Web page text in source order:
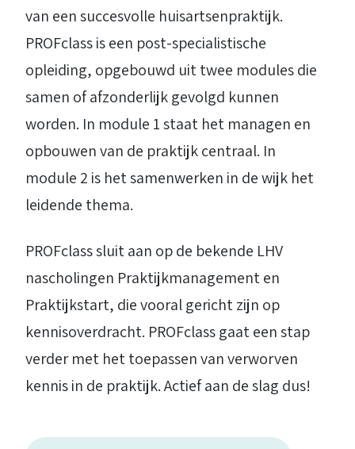
van een succesvolle huisartsenpraktijk.
PROFclass is een post-specialistische
opleiding, opgebouwd uit twee modules die
samen of afzonderlijk gevolgd kunnen
worden. In module 1 staat het managen en
opbouwen van de praktijk centraal. In
module 2 is het samenwerken in de wijk het
leidende thema.
PROFclass sluit aan op de bekende LHV
nascholingen Praktijkmanagement en
Praktijkstart, die vooral gericht zijn op
kennisoverdracht. PROFclass gaat een stap
verder met het toepassen van verworven
kennis in de praktijk. Actief aan de slag dus!